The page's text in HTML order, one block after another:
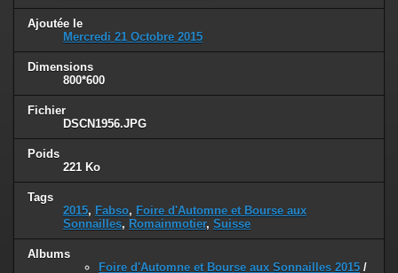
Ajoutée le
Mercredi 21 Octobre 2015
Dimensions
800*600
Fichier
DSCN1956.JPG
Poids
221 Ko
Tags
2015, Fabso, Foire d'Automne et Bourse aux
Sonnailles, Romainmotier, Suisse
Albums
Foire d'Automne et Bourse aux Sonnailles 2015 /